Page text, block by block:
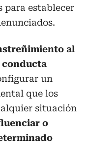
para establecer
al
un
que los
situación
o